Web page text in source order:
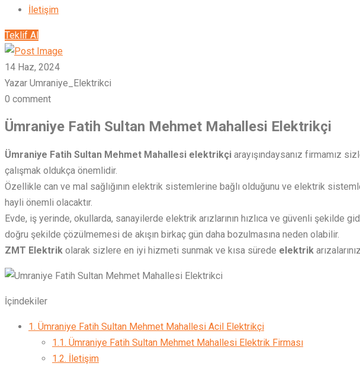
İletişim
Teklif Al
14 Haz, 2024
Yazar Umraniye_Elektrikci
0 comment
Ümraniye Fatih Sultan Mehmet Mahallesi Elektrikçi
Ümraniye Fatih Sultan Mehmet Mahallesi elektrikçi arayışındaysanız firmamız
çalışmak oldukça önemlidir.
Özellikle can ve mal sağlığının elektrik sistemlerine bağlı olduğunu ve elektrik
hayli önemli olacaktır.
Evde, iş yerinde, okullarda, sanayilerde elektrik arızlarının hızlıca ve güvenli şekilde
doğru şekilde çözülmemesi de akışın birkaç gün daha bozulmasına neden olabilir.
ZMT Elektrik olarak sizlere en iyi hizmeti sunmak ve kısa sürede elektrik
İçindekiler
1. Ümraniye Fatih Sultan Mehmet Mahallesi Acil Elektrikçi
1.1. Ümraniye Fatih Sultan Mehmet Mahallesi Elektrik Firması
1.2. İletişim